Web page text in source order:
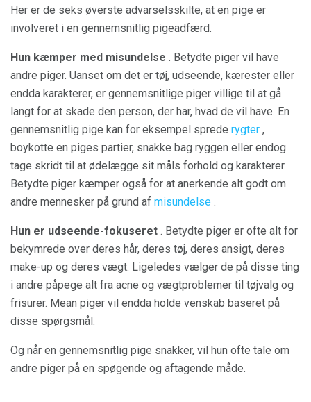
Her er de seks øverste advarselsskilte, at en pige er
involveret i en gennemsnitlig pigeadfærd.
Hun kæmper med misundelse . Betydte piger vil have
andre piger. Uanset om det er tøj, udseende, kærester eller
endda karakterer, er gennemsnitlige piger villige til at gå
langt for at skade den person, der har, hvad de vil have. En
gennemsnitlig pige kan for eksempel sprede rygter ,
boykotte en piges partier, snakke bag ryggen eller endog
tage skridt til at ødelægge sit måls forhold og karakterer.
Betydte piger kæmper også for at anerkende alt godt om
andre mennesker på grund af misundelse .
Hun er udseende-fokuseret . Betydte piger er ofte alt for
bekymrede over deres hår, deres tøj, deres ansigt, deres
make-up og deres vægt. Ligeledes vælger de på disse ting
i andre påpege alt fra acne og vægtproblemer til tøjvalg og
frisurer. Mean piger vil endda holde venskab baseret på
disse spørgsmål.
Og når en gennemsnitlig pige snakker, vil hun ofte tale om
andre piger på en spøgende og aftagende måde.